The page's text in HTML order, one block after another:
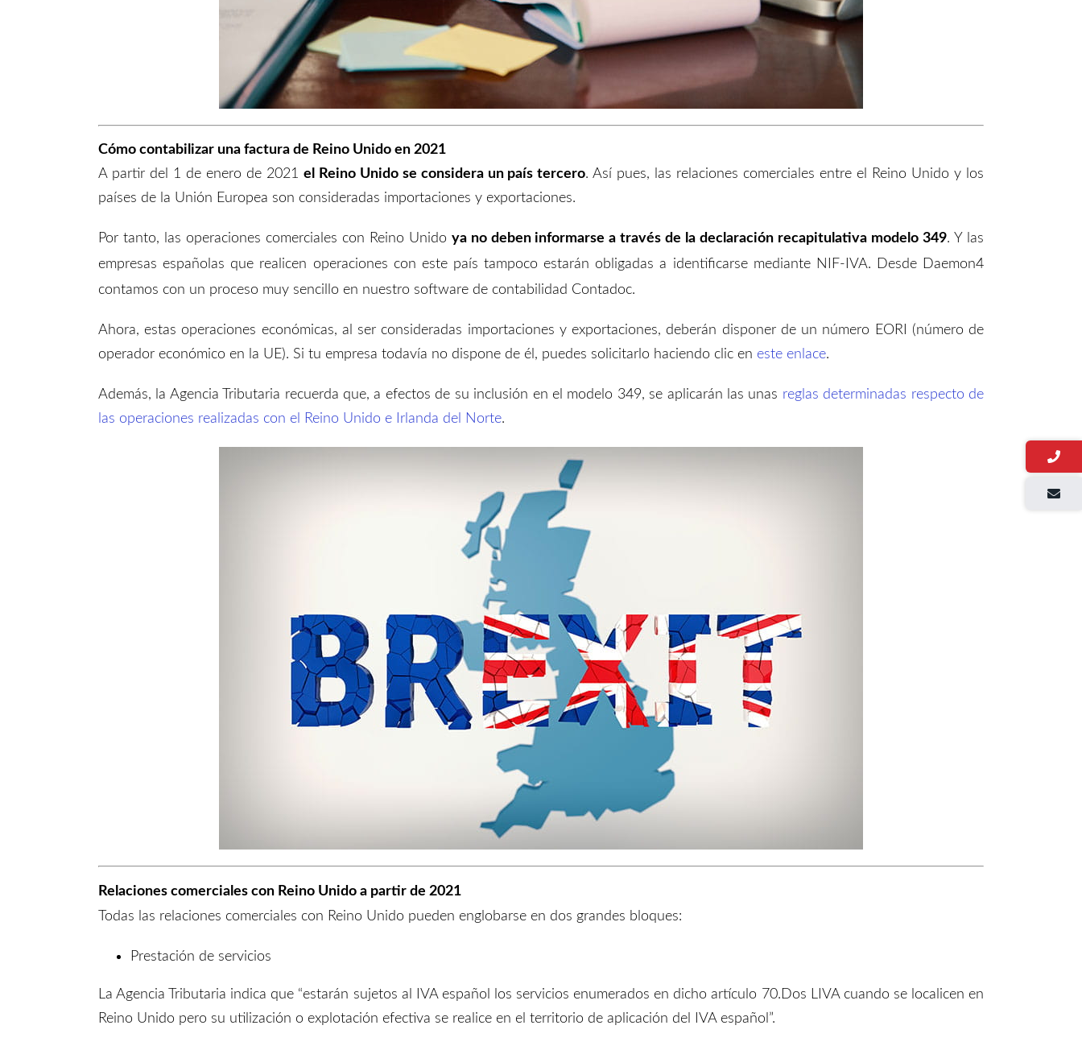
Cómo contabilizar una factura de Reino Unido en 2021
A partir del 1 de enero de 2021 el Reino Unido se considera un país tercero. Así pues, las relaciones comerciales entre el Reino Unido y los
países de la Unión Europea son consideradas importaciones y exportaciones.
Por tanto, las operaciones comerciales con Reino Unido ya no deben informarse a través de la declaración recapitulativa modelo 349. Y las
empresas españolas que realicen operaciones con este país tampoco estarán obligadas a identificarse mediante NIF-IVA. Desde Daemon4
contamos con un proceso muy sencillo en nuestro software de contabilidad Contadoc.
Ahora, estas operaciones económicas, al ser consideradas importaciones y exportaciones, deberán disponer de un número EORI (número de
operador económico en la UE). Si tu empresa todavía no dispone de él, puedes solicitarlo haciendo clic en este enlace.
Además, la Agencia Tributaria recuerda que, a efectos de su inclusión en el modelo 349, se aplicarán las unas reglas determinadas respecto de
las operaciones realizadas con el Reino Unido e Irlanda del Norte.
Relaciones comerciales con Reino Unido a partir de 2021
Todas las relaciones comerciales con Reino Unido pueden englobarse en dos grandes bloques:
Prestación de servicios
La Agencia Tributaria indica que “estarán sujetos al IVA español los servicios enumerados en dicho artículo 70.Dos LIVA cuando se localicen en
Reino Unido pero su utilización o explotación efectiva se realice en el territorio de aplicación del IVA español”.